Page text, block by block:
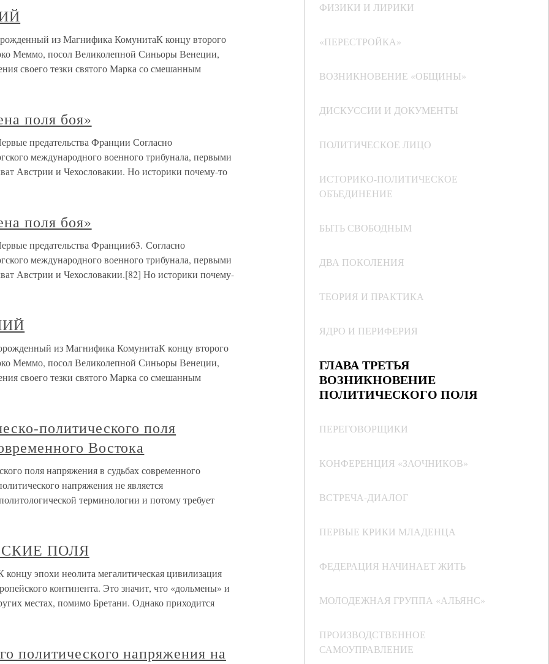
ФИЗИКИ И ЛИРИКИ
«ПЕРЕСТРОЙКА»
ВОЗНИКНОВЕНИЕ «ОБЩИНЫ»
ДИСКУССИИ И ДОКУМЕНТЫ
ПОЛИТИЧЕСКОЕ ЛИЦО
ИСТОРИКО-ПОЛИТИЧЕСКОЕ
ОБЪЕДИНЕНИЕ
БЫТЬ СВОБОДНЫМ
ДВА ПОКОЛЕНИЯ
ТЕОРИЯ И ПРАКТИКА
ЯДРО И ПЕРИФЕРИЯ
ГЛАВА ТРЕТЬЯ
ВОЗНИКНОВЕНИЕ
ПОЛИТИЧЕСКОГО ПОЛЯ
ПЕРЕГОВОРЩИКИ
КОНФЕРЕНЦИЯ «ЗАОЧНИКОВ»
ВСТРЕЧА-ДИАЛОГ
ПЕРВЫЕ КРИКИ МЛАДЕНЦА
ФЕДЕРАЦИЯ НАЧИНАЕТ ЖИТЬ
МОЛОДЕЖНАЯ ГРУППА «АЛЬЯНС»
ПРОИЗВОДСТВЕННОЕ
САМОУПРАВЛЕНИЕ
из Магнифика КомунитаК концу второго
Меммо, посол Великолепной Синьоры Венеции,
своего тезки святого Марка со смешанным
поля боя»
предательства Франции Согласно
международного военного трибунала, первыми
Австрии и Чехословакии. Но историки почему-то
поля боя»
предательства Франции63. Согласно
международного военного трибунала, первыми
Австрии и Чехословакии.[82] Но историки почему-
из Магнифика КомунитаК концу второго
Меммо, посол Великолепной Синьоры Венеции,
своего тезки святого Марка со смешанным
политического поля
Востока
поля напряжения в судьбах современного
напряжения не является
терминологии и потому требует
ПОЛЯ
эпохи неолита мегалитическая цивилизация
континента. Это значит, что «дольмены» и
местах, помимо Бретани. Однако приходится
политического напряжения на